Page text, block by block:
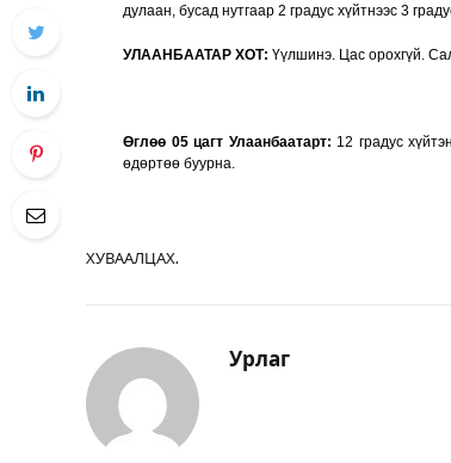
дулаан, бусад нутгаар 2 градус хүйтнээс 3
УЛААНБААТАР ХОТ: Үүлшинэ. Цас орохгүй.
Өглөө 05 цагт Улаанбаатарт: 12 градус
өдөртөө буурна.
ХУВААЛЦАХ.
Урлаг